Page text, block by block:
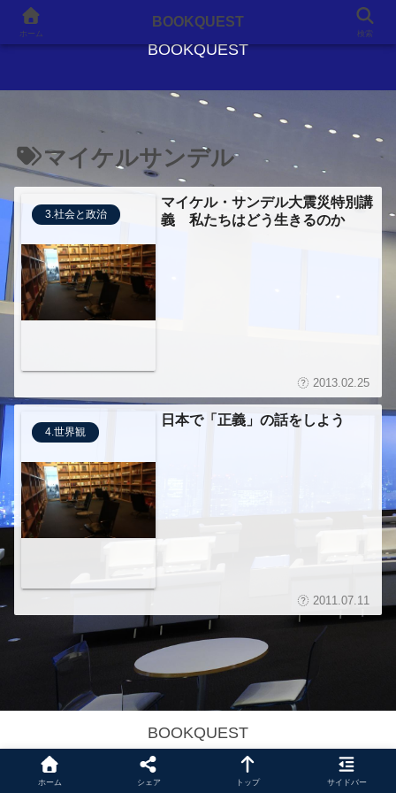
BOOKQUEST
マイケルサンデル
3.社会と政治
マイケル・サンデル大震災特別講
義 私たちはどう生きるのか
2013.02.25
4.世界観
日本で「正義」の話をしよう
2011.07.11
BOOKQUEST
Copyright © 1988-2026 BOOKQUEST All Rights Reserved.
ホーム
BOOKQUEST
検索
ホーム シェア トップ サイドバー